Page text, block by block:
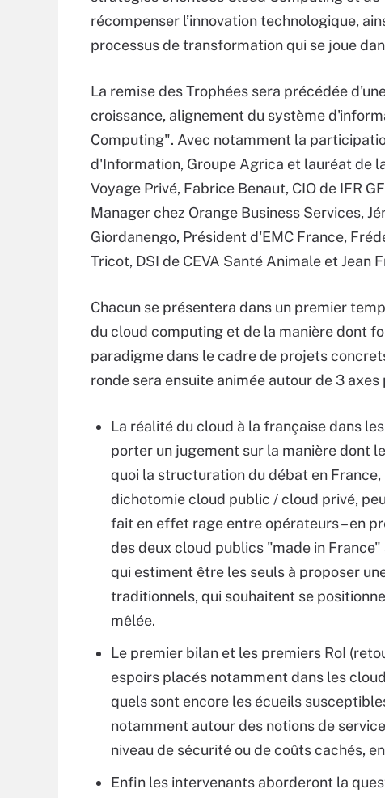
récompenser l’innovation technologique,
processus de transformation qui se joue
La remise des Trophées sera précédée
croissance, alignement du système
Computing". Avec notamment la
d'Information, Groupe Agrica et lauréat de
Voyage Privé, Fabrice Benaut, CIO de IFR
Manager chez Orange Business Services,
Giordanengo, Président d'EMC France,
Tricot, DSI de CEVA Santé Animale et Jean
Chacun se présentera dans un premier
du cloud computing et de la manière dont
paradigme dans le cadre de projets
ronde sera ensuite animée autour de 3 axes
La réalité du cloud à la française dans
porter un jugement sur la manière dont
quoi la structuration du débat en
dichotomie cloud public / cloud privé,
fait en effet rage entre opérateurs – en
des deux cloud publics "made in
qui estiment être les seuls à proposer
traditionnels, qui souhaitent se
mêlée.
Le premier bilan et les premiers RoI
espoirs placés notamment dans les
quels sont encore les écueils
notamment autour des notions de
niveau de sécurité ou de coûts cachés,
Enfin les intervenants aborderont la